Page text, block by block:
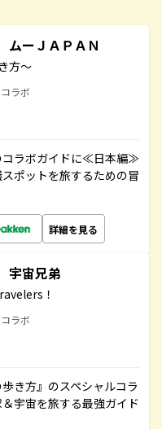
ムーＪＡＰＡＮ
方～
ラボ
コラボガイドに≪日本編≫
ポットを旅するための冒
詳細を見る
宇宙兄弟
！
ラボ
き方』のスペシャルコラ
宇宙を旅する最強ガイド